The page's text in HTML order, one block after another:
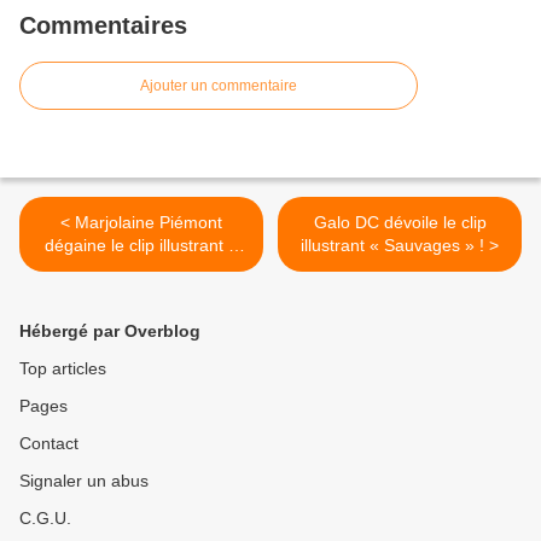
Commentaires
Ajouter un commentaire
< Marjolaine Piémont
dégaine le clip illustrant «
Je Suis Bonne » !
Galo DC dévoile le clip
illustrant « Sauvages » ! >
Hébergé par Overblog
Top articles
Pages
Contact
Signaler un abus
C.G.U.